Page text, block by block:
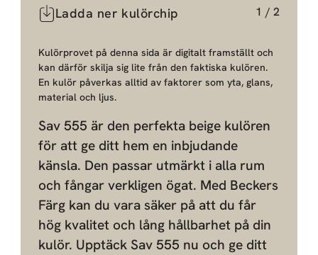
Ladda ner kulörchip 1 / 2
Kulörprovet på denna sida är digitalt framställt och
kan därför skilja sig lite från den faktiska kulören.
En kulör påverkas alltid av faktorer som yta, glans,
material och ljus.
Sav 555 är den perfekta beige kulören
för att ge ditt hem en inbjudande
känsla. Den passar utmärkt i alla rum
och fångar verkligen ögat. Med Beckers
Färg kan du vara säker på att du får
hög kvalitet och lång hållbarhet på din
kulör. Upptäck Sav 555 nu och ge ditt